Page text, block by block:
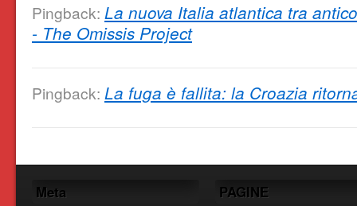
Pingback: La nuova Italia atlantica tra
- The Omissis Project
Pingback: La fuga è fallita: la Croazia
Meta PAGINE